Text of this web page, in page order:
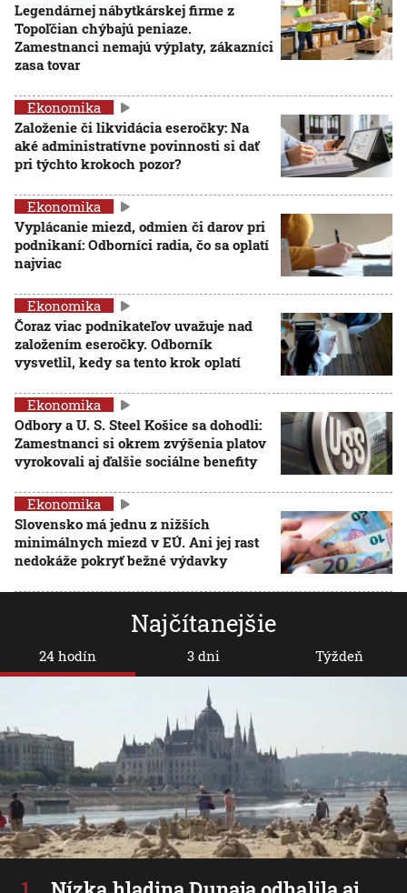
Legendárnej nábytkárskej firme z
Topoľčian chýbajú peniaze.
Zamestnanci nemajú výplaty, zákazníci
zasa tovar
Ekonomika
Založenie či likvidácia eseročky: Na
aké administratívne povinnosti si dať
pri týchto krokoch pozor?
Ekonomika
Vyplácanie miezd, odmien či darov pri
podnikaní: Odborníci radia, čo sa oplatí
najviac
Ekonomika
Čoraz viac podnikateľov uvažuje nad
založením eseročky. Odborník
vysvetlil, kedy sa tento krok oplatí
Ekonomika
Odbory a U. S. Steel Košice sa dohodli:
Zamestnanci si okrem zvýšenia platov
vyrokovali aj ďalšie sociálne benefity
Ekonomika
Slovensko má jednu z nižších
minimálnych miezd v EÚ. Ani jej rast
nedokáže pokryť bežné výdavky
Najčítanejšie
24 hodín 3 dni Týždeň